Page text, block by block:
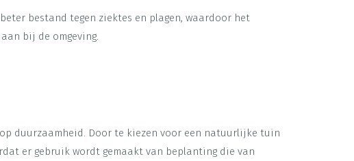
bestand tegen ziektes en plagen, waardoor het
bij de omgeving.
duurzaamheid. Door te kiezen voor een natuurlijke tuin
er gebruik wordt gemaakt van beplanting die van